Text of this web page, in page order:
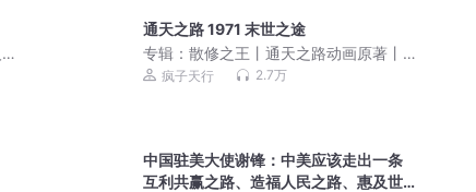
通天之路 1971 末世之途
专辑：散修之王丨通天之路动画原著丨
玄幻爆笑爆爽修真丨无罪原著丨VIP免费
疯子天行 2.7万
中国驻美大使谢锋：中美应该走出一条
互利共赢之路、造福人民之路、惠及世